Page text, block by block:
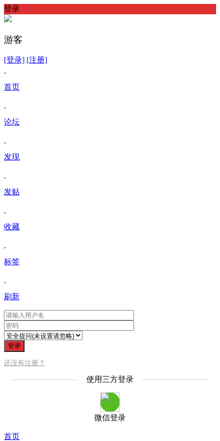
登录
游客
[登录] [注册]
首页
论坛
发现
发贴
收藏
标签
刷新
登录
还没有注册？
使用三方登录
微信登录
首页